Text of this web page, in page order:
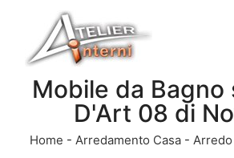
Mobile da Bagno
D'Art 08 di
Home - Arredamento Casa -